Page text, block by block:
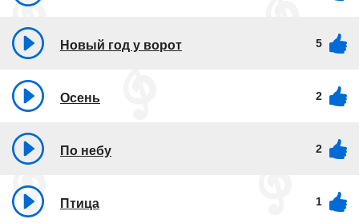
Новый год у ворот 5
Осень 2
По небу 2
Птица 1